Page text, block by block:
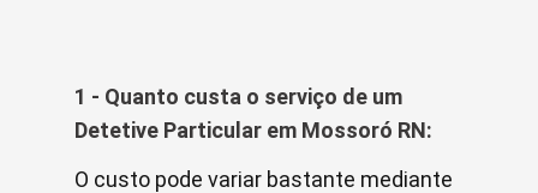
1 - Quanto custa o serviço de um
Detetive Particular em Mossoró RN:
O custo pode variar bastante mediante